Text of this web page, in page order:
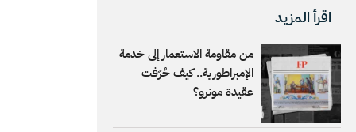
اقرأ المزيد
من مقاومة الاستعمار إلى خدمة
الإمبراطورية.. كيف حُرّفت
عقيدة مونرو؟